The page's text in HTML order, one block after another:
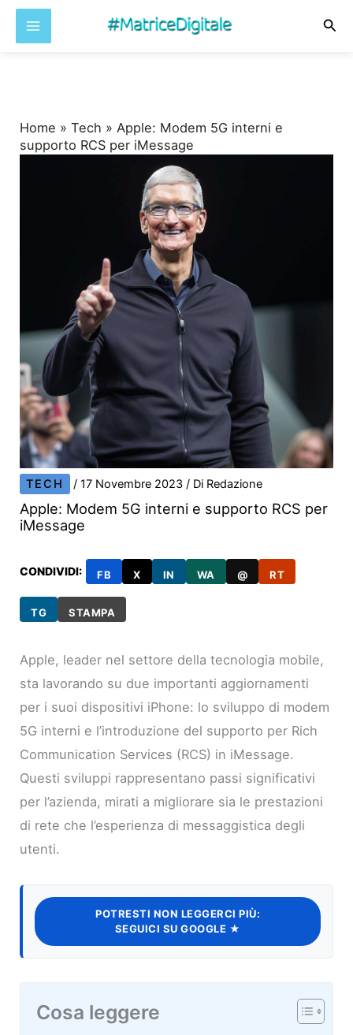
Home »Tech »Apple: Modem 5G interni e
supporto RCS per iMessage
TECH /17 Novembre 2023/ Di Redazione
Apple: Modem 5G interni e supporto RCS per
iMessage
CONDIVIDI: FB X IN WA @ RT
TG STAMPA
Apple, leader nel settore della tecnologia mobile,
sta lavorando su due importanti aggiornamenti
per i suoi dispositivi iPhone: lo sviluppo di modem
5G interni e l’introduzione del supporto per Rich
Communication Services (RCS) in iMessage.
Questi sviluppi rappresentano passi significativi
per l’azienda, mirati a migliorare sia le prestazioni
di rete che l’esperienza di messaggistica degli
utenti.
POTRESTI NON LEGGERCI PIÙ:
SEGUICI SU GOOGLE ★
Cosa leggere